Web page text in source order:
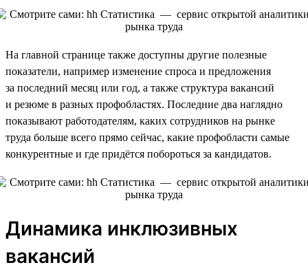
На главной странице также доступны другие полезные
показатели, например изменение спроса и предложения
за последний месяц или год, а также структура вакансий
и резюме в разных профобластях. Последние два наглядно
показывают работодателям, каких сотрудников на рынке
труда больше всего прямо сейчас, какие профобласти самые
конкурентные и где придётся побороться за кандидатов.
Динамика инклюзивных
вакансий